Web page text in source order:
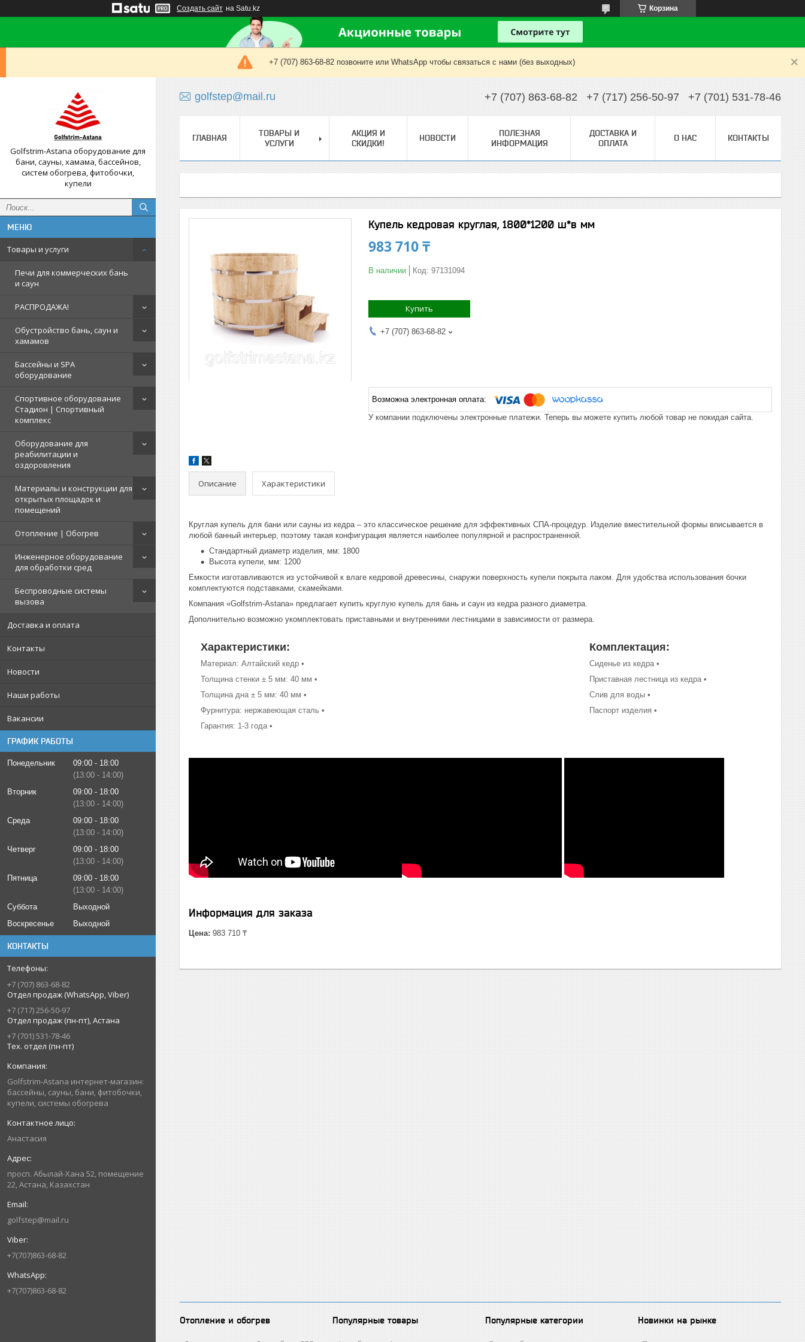
Создать сайт на Satu.kz Корзина
+7 (707) 863-68-82 позвоните или WhatsApp чтобы связаться с нами (без выходных)
Golfstrim-Astana оборудование для
бани, сауны, хамама, бассейнов,
систем обогрева, фитобочки,
купели
Товары и услуги
Печи для коммерческих бань
и саун
РАСПРОДАЖА!
Обустройство бань, саун и
хамамов
Бассейны и SPA
оборудование
Спортивное оборудование
Стадион | Cпортивный
комплекс
Оборудование для
реабилитации и
оздоровления
Материалы и конструкции для
открытых площадок и
помещений
Отопление | Обогрев
Инженерное оборудование
для обработки сред
Беспроводные системы
вызова
Доставка и оплата
Контакты
Новости
Наши работы
Вакансии
ГРАФИК РАБОТЫ
Понедельник 09:00
18:00
13:00
14:00
Вторник
09:00
18:00
13:00
14:00
Среда
09:00
18:00
13:00
14:00
Четверг
09:00
18:00
13:00
14:00
Пятница
09:00
18:00
13:00
14:00
Суббота
Выходной
Воскресенье
Выходной
КОНТАКТЫ
+7 (707) 863-68-82
Отдел продаж (WhatsApp, Viber)
+7 (717) 256-50-97
Отдел продаж (пн-пт), Астана
+7 (701) 531-78-46
Тех. отдел (пн-пт)
Golfstrim-Astana интернет-магазин:
бассейны, сауны, бани, фитобочки,
купели, системы обогрева
Анастасия
просп. Абылай-Хана 52, помещение
22, Астана, Казахстан
golfstep@mail.ru
+7(707)863-68-82
+7(707)863-68-82
golfstep@mail.ru +7 (707) 863-68-82 +7 (717) 256-50-97 +7 (701) 531-78-46
ГЛАВНАЯ
ТОВАРЫ И
УСЛУГИ
АКЦИЯ И
СКИДКИ!
НОВОСТИ
ПОЛЕЗНАЯ
ИНФОРМАЦИЯ
ДОСТАВКА И
ОПЛАТА
О НАС КОНТАКТЫ
Купель кедровая круглая, 1800*1200 ш*в мм
983 710 ₸
В наличии Код: 97131094
Купить
+7 (707) 863-68-82
У компании подключены электронные платежи. Теперь вы можете купить любой товар не покидая сайта.
Описание Характеристики
Круглая купель для бани или сауны из кедра – это классическое решение для эффективных СПА-процедур. Изделие вместительной формы вписывается в
любой банный интерьер, поэтому такая конфигурация является наиболее популярной и распространенной.
Стандартный диаметр изделия, мм: 1800
Высота купели, мм: 1200
Емкости изготавливаются из устойчивой к влаге кедровой древесины, снаружи поверхность купели покрыта лаком. Для удобства использования бочки
комплектуются подставками, скамейками.
Компания «Golfstrim-Astana» предлагает купить круглую купель для бань и саун из кедра разного диаметра.
Дополнительно возможно укомплектовать приставными и внутренними лестницами в зависимости от размера.
Характеристики:
Материал: Алтайский кедр •
Толщина стенки ± 5 мм: 40 мм •
Толщина дна ± 5 мм: 40 мм •
Фурнитура: нержавеющая сталь •
Гарантия: 1-3 года •
Комплектация:
Сиденье из кедра •
Приставная лестница из кедра •
Слив для воды •
Паспорт изделия •
Информация для заказа
Цена: 983 710 ₸
Отопление и обогрев Популярные товары Популярные категории Новинки на рынке